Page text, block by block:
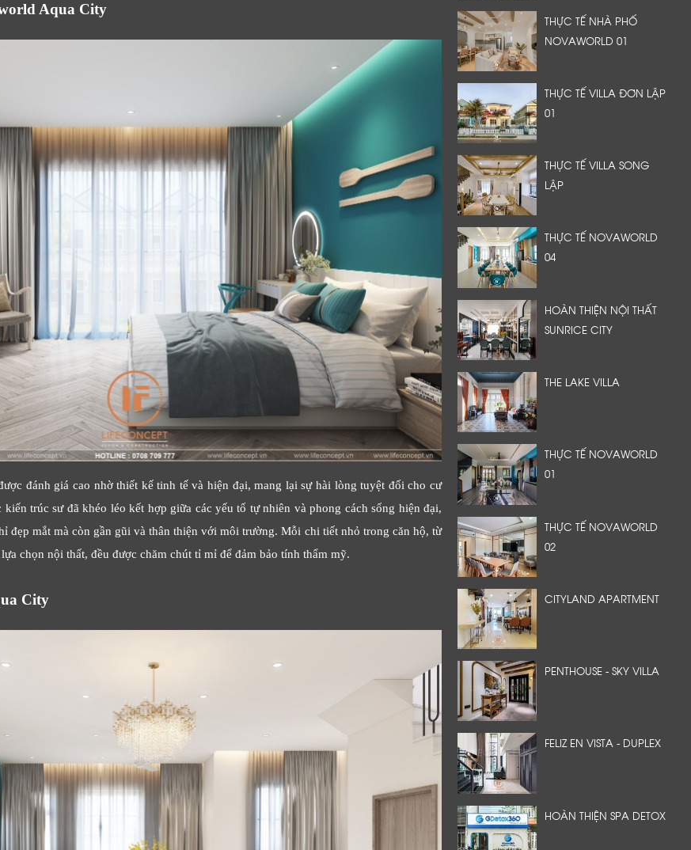
Aqua City
đánh giá cao nhờ thiết kế tinh tế và hiện đại, mang lại sự hài lòng tuyệt đối cho cư
trúc sư đã khéo léo kết hợp giữa các yếu tố tự nhiên và phong cách sống hiện đại,
đẹp mắt mà còn gần gũi và thân thiện với môi trường. Mỗi chi tiết nhỏ trong căn hộ, từ
chọn nội thất, đều được chăm chút tỉ mỉ để đảm bảo tính thẩm mỹ.
City
THỰC TẾ NHÀ PHỐ
NOVAWORLD 01
THỰC TẾ VILLA ĐƠN LẬP
01
THỰC TẾ VILLA SONG
LẬP
THỰC TẾ NOVAWORLD
04
HOÀN THIỆN NỘI THẤT
SUNRICE CITY
THE LAKE VILLA
THỰC TẾ NOVAWORLD
01
THỰC TẾ NOVAWORLD
02
CITYLAND APARTMENT
PENTHOUSE - SKY VILLA
FELIZ EN VISTA - DUPLEX
HOÀN THIỆN SPA DETOX